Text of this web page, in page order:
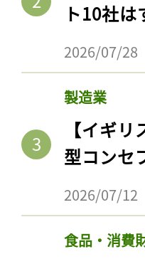
ト10社
2026/07/28
製造業
【イギ
型コンセ
2026/07/12
食品・消費